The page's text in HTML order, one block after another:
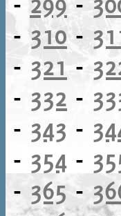
-310-
- 321 -
- 332 -
- 343 -
- 354 -
- 365 -